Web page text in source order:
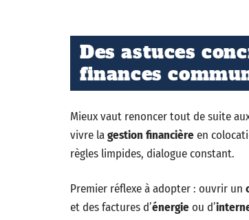
Des astuces
finances
Mieux vaut renoncer tout de suite
vivre lagestion financièreen
règles limpides, dialogue constant.
Premier réflexe à adopter : ouvrir un
et des factures d’énergieou d’